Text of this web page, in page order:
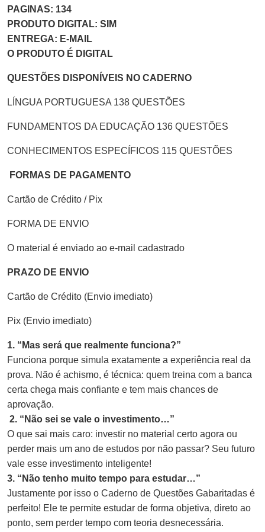
PAGINAS: 134
PRODUTO DIGITAL: SIM
ENTREGA: E-MAIL
O PRODUTO É DIGITAL
QUESTÕES DISPONÍVEIS NO CADERNO
LÍNGUA PORTUGUESA 138 QUESTÕES
FUNDAMENTOS DA EDUCAÇÃO 136 QUESTÕES
CONHECIMENTOS ESPECÍFICOS 115 QUESTÕES
FORMAS DE PAGAMENTO
Cartão de Crédito / Pix
FORMA DE ENVIO
O material é enviado ao e-mail cadastrado
PRAZO DE ENVIO
Cartão de Crédito (Envio imediato)
Pix (Envio imediato)
1. “Mas será que realmente funciona?”
Funciona porque simula exatamente a experiência real da
prova. Não é achismo, é técnica: quem treina com a banca
certa chega mais confiante e tem mais chances de
aprovação.
2. “Não sei se vale o investimento…”
O que sai mais caro: investir no material certo agora ou
perder mais um ano de estudos por não passar? Seu futuro
vale esse investimento inteligente!
3. “Não tenho muito tempo para estudar…”
Justamente por isso o Caderno de Questões Gabaritadas é
perfeito! Ele te permite estudar de forma objetiva, direto ao
ponto, sem perder tempo com teoria desnecessária.